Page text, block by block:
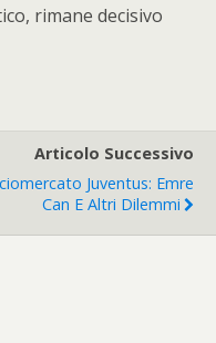
rimane decisivo
Articolo Successivo
Juventus: Emre
Can E Altri Dilemmi